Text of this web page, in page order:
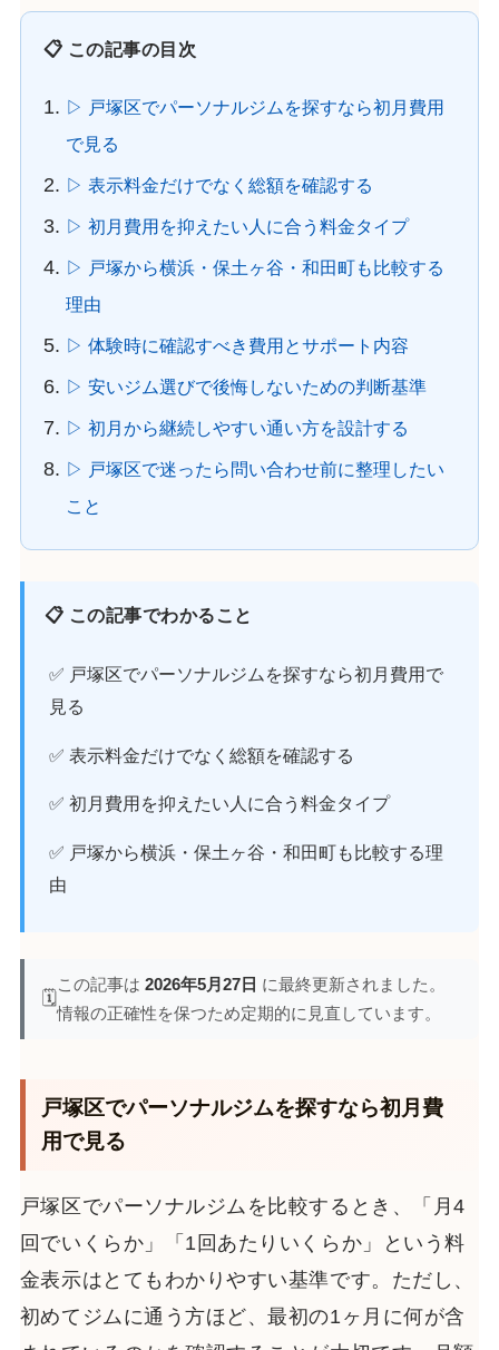
📋 この記事の目次
▷ 戸塚区でパーソナルジムを探すなら初月費用
で見る
▷ 表示料金だけでなく総額を確認する
▷ 初月費用を抑えたい人に合う料金タイプ
▷ 戸塚から横浜・保土ヶ谷・和田町も比較する
理由
▷ 体験時に確認すべき費用とサポート内容
▷ 安いジム選びで後悔しないための判断基準
▷ 初月から継続しやすい通い方を設計する
▷ 戸塚区で迷ったら問い合わせ前に整理したい
こと
📋 この記事でわかること
✅ 戸塚区でパーソナルジムを探すなら初月費用で
見る
✅ 表示料金だけでなく総額を確認する
✅ 初月費用を抑えたい人に合う料金タイプ
✅ 戸塚から横浜・保土ヶ谷・和田町も比較する理
由
🗓️
この記事は 2026年5月27日 に最終更新されました。
情報の正確性を保つため定期的に見直しています。
戸塚区でパーソナルジムを探すなら初月費
用で見る
戸塚区でパーソナルジムを比較するとき、「月4
回でいくらか」「1回あたりいくらか」という料
金表示はとてもわかりやすい基準です。ただし、
初めてジムに通う方ほど、最初の1ヶ月に何が含